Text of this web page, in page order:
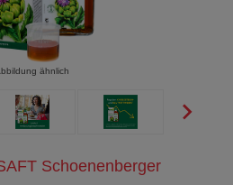
Schoenenberger
ähnlich